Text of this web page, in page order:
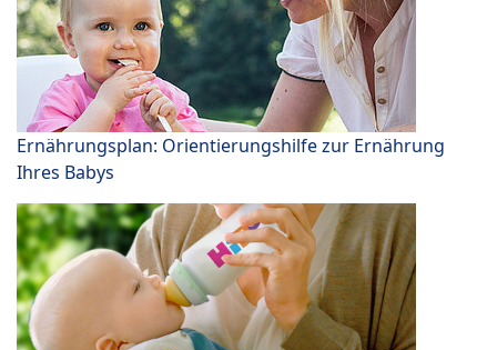
Ernährungsplan: Orientierungshilfe zur Ernährung
Ihres Babys